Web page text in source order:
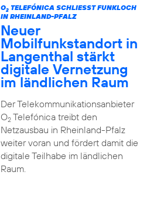
O2TELEFÓNICA SCHLIESST FUNKLOCH I
N RHEINLAND-PFALZ
Neuer
Mobilfunkstandort in
Langenthal stärkt
digitale Vernetzung
im ländlichen Raum
Der Telekommunikationsanbieter
O2Telefónica treibt den
Netzausbau in Rheinland-Pfalz
weiter voran und fördert damit die
digitale Teilhabe im ländlichen
Raum.